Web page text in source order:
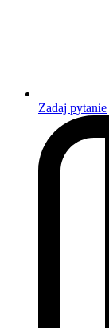
Zadaj pytanie